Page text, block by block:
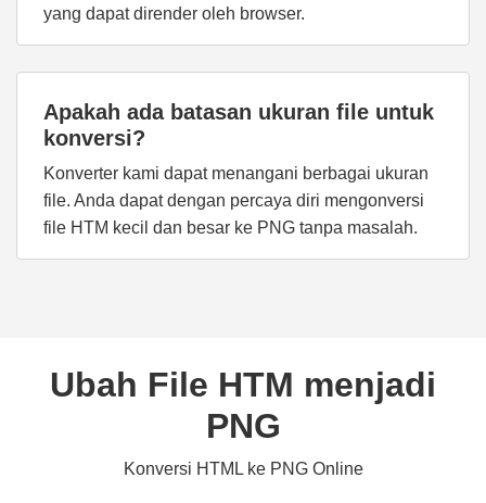
yang dapat dirender oleh browser.
Apakah ada batasan ukuran file untuk
konversi?
Konverter kami dapat menangani berbagai ukuran
file. Anda dapat dengan percaya diri mengonversi
file HTM kecil dan besar ke PNG tanpa masalah.
Ubah File HTM menjadi
PNG
Konversi HTML ke PNG Online